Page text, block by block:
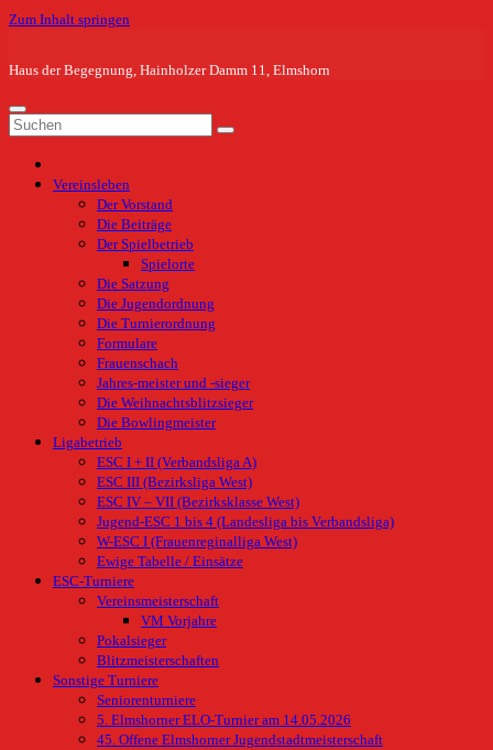
Zum Inhalt springen
Haus der Begegnung, Hainholzer Damm 11, Elmshorn
Vereinsleben
Der Vorstand
Die Beiträge
Der Spielbetrieb
Spielorte
Die Satzung
Die Jugendordnung
Die Turnierordnung
Formulare
Frauenschach
Jahres-meister und -sieger
Die Weihnachtsblitzsieger
Die Bowlingmeister
Ligabetrieb
ESC I + II (Verbandsliga A)
ESC III (Bezirksliga West)
ESC IV – VII (Bezirksklasse West)
Jugend-ESC 1 bis 4 (Landesliga bis Verbandsliga)
W-ESC I (Frauenreginalliga West)
Ewige Tabelle / Einsätze
ESC-Turniere
Vereinsmeisterschaft
VM Vorjahre
Pokalsieger
Blitzmeisterschaften
Sonstige Turniere
Seniorenturniere
5. Elmshorner ELO-Turnier am 14.05.2026
45. Offene Elmshorner Jugendstadtmeisterschaft